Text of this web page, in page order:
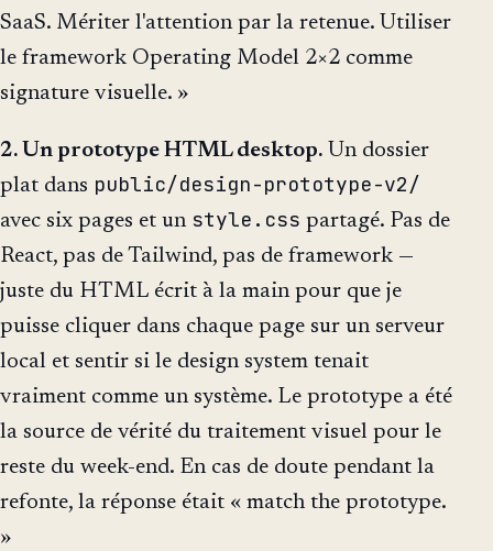
SaaS. Mériter l'attention par la retenue. Utiliser
le framework Operating Model 2×2 comme
signature visuelle. »
2. Un prototype HTML desktop. Un dossier
plat dans public/design-prototype-v2/
avec six pages et un style.css partagé. Pas de
React, pas de Tailwind, pas de framework —
juste du HTML écrit à la main pour que je
puisse cliquer dans chaque page sur un serveur
local et sentir si le design system tenait
vraiment comme un système. Le prototype a été
la source de vérité du traitement visuel pour le
reste du week-end. En cas de doute pendant la
refonte, la réponse était « match the prototype.
»